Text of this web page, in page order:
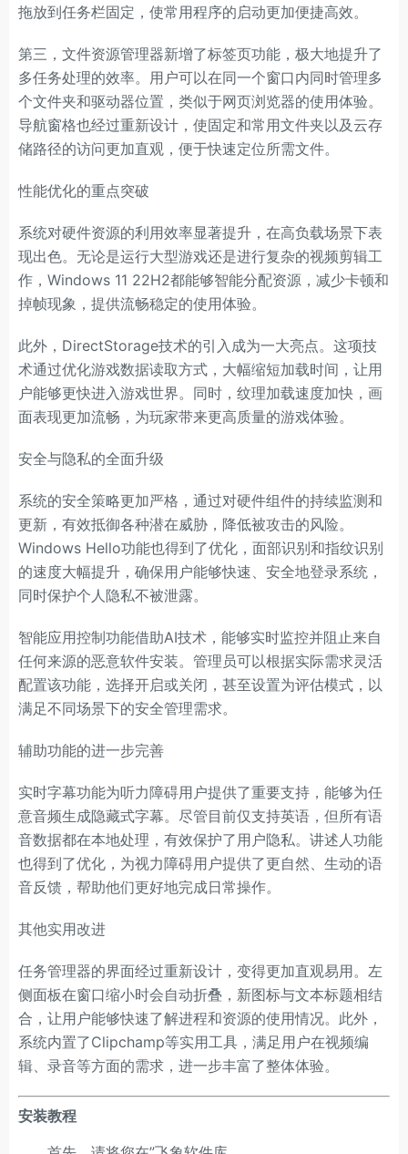
拖放到任务栏固定，使常用程序的启动更加便捷高效。
第三，文件资源管理器新增了标签页功能，极大地提升了
多任务处理的效率。用户可以在同一个窗口内同时管理多
个文件夹和驱动器位置，类似于网页浏览器的使用体验。
导航窗格也经过重新设计，使固定和常用文件夹以及云存
储路径的访问更加直观，便于快速定位所需文件。
性能优化的重点突破
系统对硬件资源的利用效率显著提升，在高负载场景下表
现出色。无论是运行大型游戏还是进行复杂的视频剪辑工
作，Windows 11 22H2都能够智能分配资源，减少卡顿和
掉帧现象，提供流畅稳定的使用体验。
此外，DirectStorage技术的引入成为一大亮点。这项技
术通过优化游戏数据读取方式，大幅缩短加载时间，让用
户能够更快进入游戏世界。同时，纹理加载速度加快，画
面表现更加流畅，为玩家带来更高质量的游戏体验。
安全与隐私的全面升级
系统的安全策略更加严格，通过对硬件组件的持续监测和
更新，有效抵御各种潜在威胁，降低被攻击的风险。
Windows Hello功能也得到了优化，面部识别和指纹识别
的速度大幅提升，确保用户能够快速、安全地登录系统，
同时保护个人隐私不被泄露。
智能应用控制功能借助AI技术，能够实时监控并阻止来自
任何来源的恶意软件安装。管理员可以根据实际需求灵活
配置该功能，选择开启或关闭，甚至设置为评估模式，以
满足不同场景下的安全管理需求。
辅助功能的进一步完善
实时字幕功能为听力障碍用户提供了重要支持，能够为任
意音频生成隐藏式字幕。尽管目前仅支持英语，但所有语
音数据都在本地处理，有效保护了用户隐私。讲述人功能
也得到了优化，为视力障碍用户提供了更自然、生动的语
音反馈，帮助他们更好地完成日常操作。
其他实用改进
任务管理器的界面经过重新设计，变得更加直观易用。左
侧面板在窗口缩小时会自动折叠，新图标与文本标题相结
合，让用户能够快速了解进程和资源的使用情况。此外，
系统内置了Clipchamp等实用工具，满足用户在视频编
辑、录音等方面的需求，进一步丰富了整体体验。
安装教程